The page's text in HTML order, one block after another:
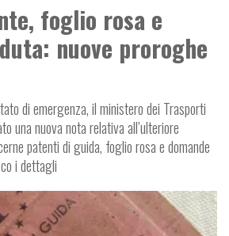
foglio rosa e
nuove proroghe
di emergenza, il ministero dei Trasporti
una nuova nota relativa all’ulteriore
patenti di guida, foglio rosa e domande
i dettagli